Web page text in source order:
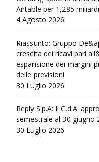
Airtable per 1,285
4 Agosto 2026
Riassunto: Gruppo
crescita dei ricavi pari
espansione dei margini
delle previsioni
30 Luglio 2026
Reply S.p.A: Il C.d.A.
semestrale al 30 giugno
30 Luglio 2026